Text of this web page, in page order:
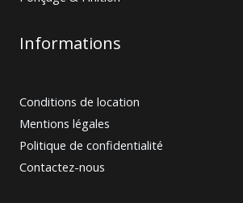
Informations
Conditions de location
Mentions légales
Politique de confidentialité
Contactez-nous